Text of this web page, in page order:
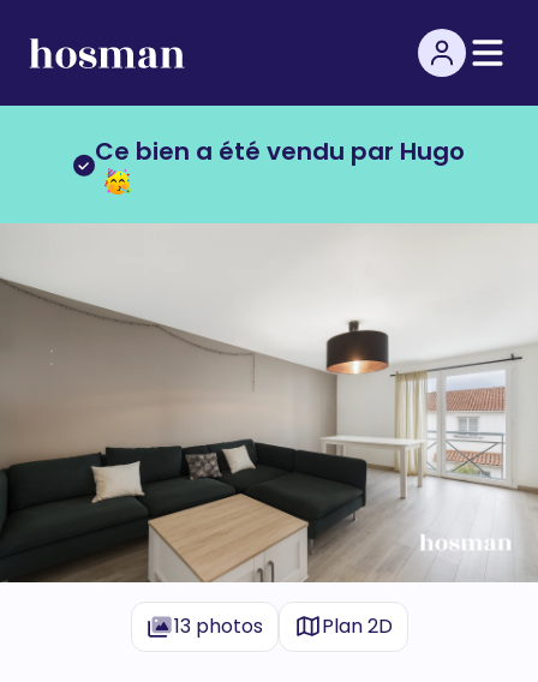
Ce bien a été vendu par Hugo
13 photos Plan 2D